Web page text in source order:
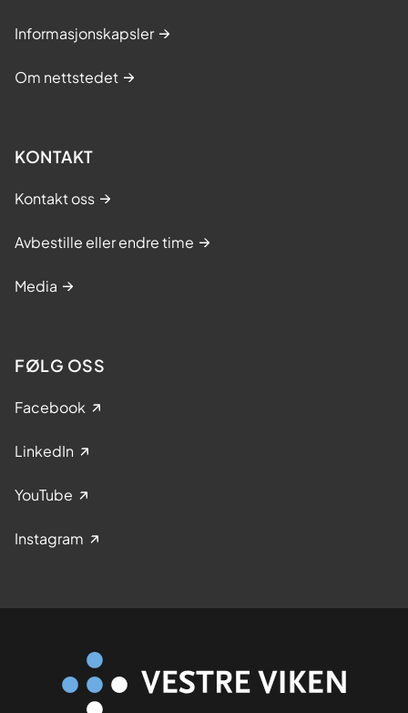
Informasjonskapsler
Om nettstedet
KONTAKT
Kontakt oss
Avbestille eller endre time
Media
FØLG OSS
Facebook
LinkedIn
YouTube
Instagram